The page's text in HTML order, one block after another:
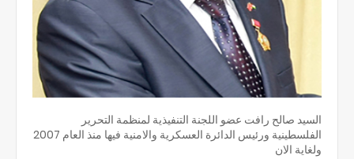
السيد صالح رافت عضو اللجنة التنفيذية لمنظمة التحرير
الفلسطينية ورئيس الدائرة العسكرية والامنية فيها منذ العام 2007
ولغاية الان